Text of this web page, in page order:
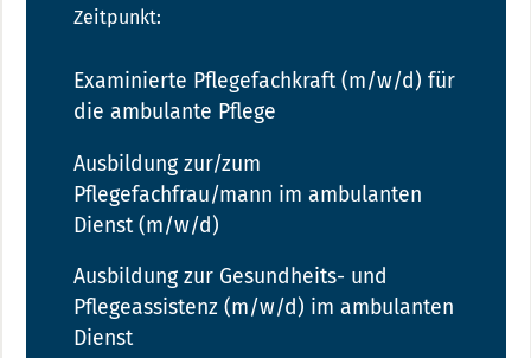
Zeitpunkt:
Examinierte Pflegefachkraft (m/w/d) für
die ambulante Pflege
Ausbildung zur/zum
Pflegefachfrau/mann im ambulanten
Dienst (m/w/d)
Ausbildung zur Gesundheits- und
Pflegeassistenz (m/w/d) im ambulanten
Dienst